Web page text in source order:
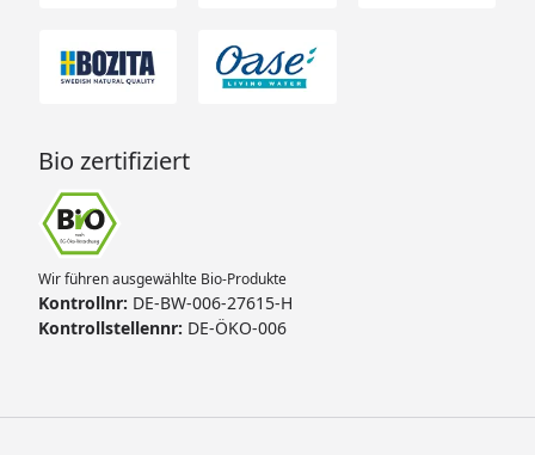
Bio zertifiziert
Wir führen ausgewählte Bio-Produkte
Kontrollnr: DE-BW-006-27615-H
Kontrollstellennr: DE-ÖKO-006